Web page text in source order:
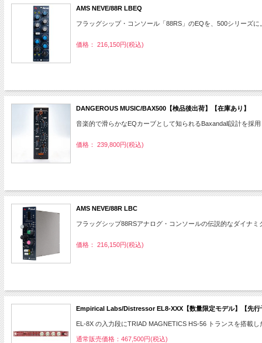
AMS NEVE/88R LBEQ
フラッグシップ・コンソール「88RS」のEQを、500シリーズに
価格： 216,150円(税込)
DANGEROUS MUSIC/BAX500【検品後出荷】【在庫あり】
音楽的で滑らかなEQカーブとして知られるBaxandall設計を採
価格： 239,800円(税込)
AMS NEVE/88R LBC
フラッグシップ88RSアナログ・コンソールの伝説的なダイナ
価格： 216,150円(税込)
Empirical Labs/Distressor EL8-XXX【数量限定モデル】【先
EL-8X の入力段にTRIAD MAGNETICS HS-56 トランスを搭載
通常販売価格：467,500円(税込)